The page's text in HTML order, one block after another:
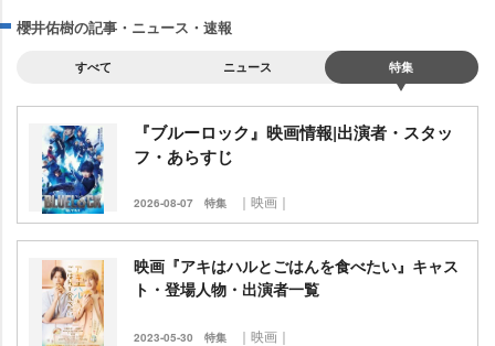
櫻井佑樹の記事・ニュース・速報
すべて ニュース 特集
『ブルーロック』映画情報|出演者・スタッ
フ・あらすじ
2026-08-07 特集 ｜映画｜
映画『アキはハルとごはんを食べたい』キャス
ト・登場人物・出演者一覧
2023-05-30 特集 ｜映画｜